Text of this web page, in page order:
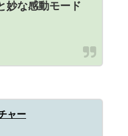
妙な感動モード
ャー